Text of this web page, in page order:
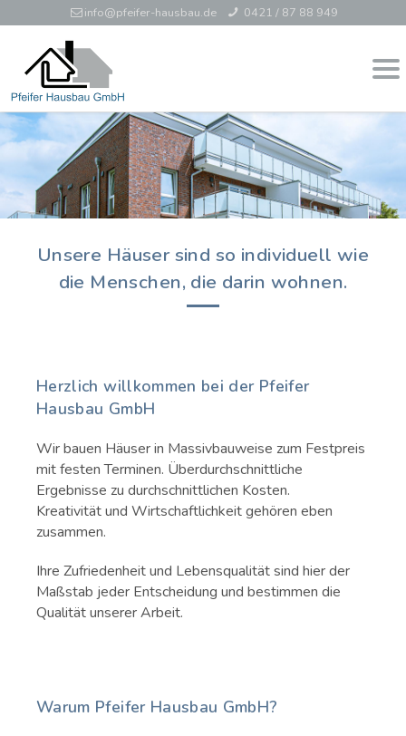
info@pfeifer-hausbau.de 0421 / 87 88 949
Unsere Häuser sind so individuell wie
die Menschen, die darin wohnen.
Herzlich willkommen bei der Pfeifer
Hausbau GmbH
Wir bauen Häuser in Massivbauweise zum Festpreis
mit festen Terminen. Überdurchschnittliche
Ergebnisse zu durchschnittlichen Kosten.
Kreativität und Wirtschaftlichkeit gehören eben
zusammen.
Ihre Zufriedenheit und Lebensqualität sind hier der
Maßstab jeder Entscheidung und bestimmen die
Qualität unserer Arbeit.
Warum Pfeifer Hausbau GmbH?